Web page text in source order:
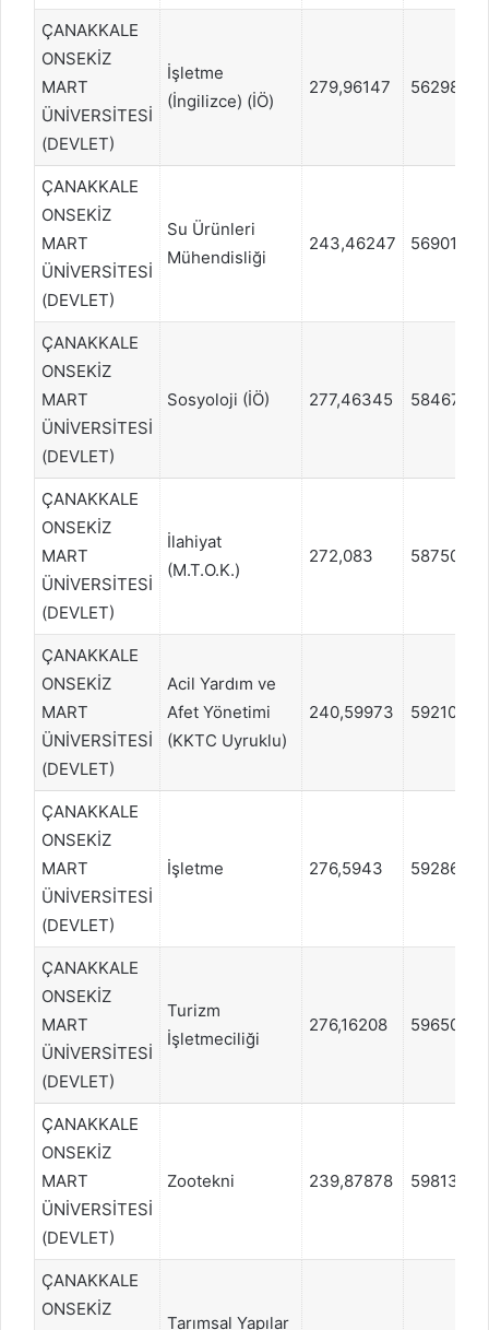
ÇANAKKALE
ONSEKİZ
MART
ÜNİVERSİTESİ
(DEVLET)
İşletme
(İngilizce) (İÖ)
279,96147 562986
ÇANAKKALE
ONSEKİZ
MART
ÜNİVERSİTESİ
(DEVLET)
Su Ürünleri
Mühendisliği
243,46247 569012
ÇANAKKALE
ONSEKİZ
MART
ÜNİVERSİTESİ
(DEVLET)
Sosyoloji (İÖ) 277,46345 584674
ÇANAKKALE
ONSEKİZ
MART
ÜNİVERSİTESİ
(DEVLET)
İlahiyat
(M.T.O.K.)
272,083 587502
ÇANAKKALE
ONSEKİZ
MART
ÜNİVERSİTESİ
(DEVLET)
Acil Yardım ve
Afet Yönetimi
(KKTC Uyruklu)
240,59973 592104
ÇANAKKALE
ONSEKİZ
MART
ÜNİVERSİTESİ
(DEVLET)
İşletme 276,5943 592861
ÇANAKKALE
ONSEKİZ
MART
ÜNİVERSİTESİ
(DEVLET)
Turizm
İşletmeciliği
276,16208 596500
ÇANAKKALE
ONSEKİZ
MART
ÜNİVERSİTESİ
(DEVLET)
Zootekni 239,87878 598136
ÇANAKKALE
ONSEKİZ
Tarımsal Yapılar